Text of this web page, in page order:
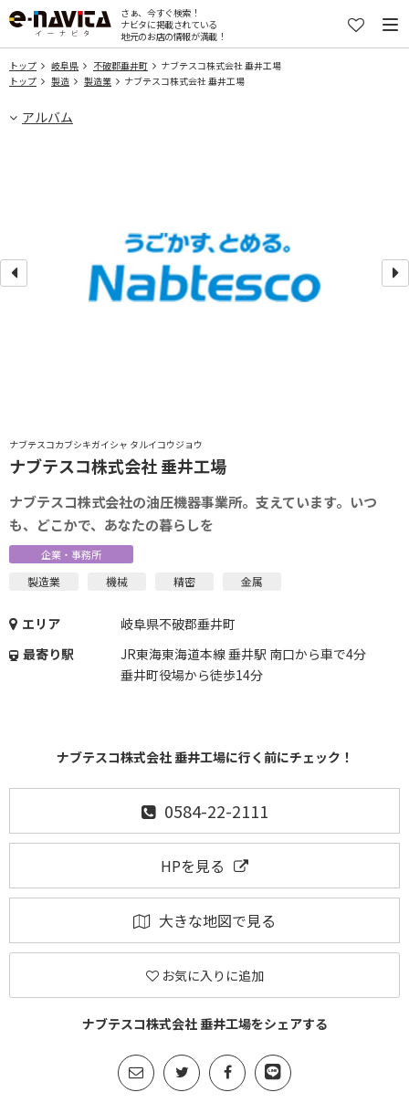
さぁ、今すぐ検索！
ナビタに掲載されている
地元のお店の情報が満載！
トップ 岐阜県 不破郡垂井町
ナブテスコ株式会社 垂井工場
トップ
製造 製造業 ナブテスコ株式会社 垂井工場
アルバム
ナブテスコカブシキガイシャ タルイコウジョウ
ナブテスコ株式会社 垂井工場
ナブテスコ株式会社の油圧機器事業所。支えています。いつ
も、どこかで、あなたの暮らしを
企業・事務所
製造業 機械 精密 金属
エリア
岐阜県不破郡垂井町
最寄り駅
JR東海東海道本線 垂井駅 南口から車で4分
垂井町役場から徒歩14分
ナブテスコ株式会社 垂井工場に行く前にチェック！
0584-22-2111
HPを見る
大きな地図で見る
お気に入りに追加
ナブテスコ株式会社 垂井工場をシェアする